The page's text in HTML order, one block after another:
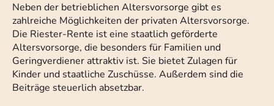
Neben der betrieblichen Altersvorsorge gibt es
zahlreiche Möglichkeiten der privaten Altersvorsorge.
Die Riester-Rente ist eine staatlich geförderte
Altersvorsorge, die besonders für Familien und
Geringverdiener attraktiv ist. Sie bietet Zulagen für
Kinder und staatliche Zuschüsse. Außerdem sind die
Beiträge steuerlich absetzbar.